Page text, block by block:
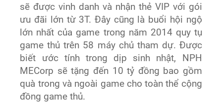
sẽ được vinh danh và nhận thẻ VIP với gói
ưu đãi lớn từ 3T. Đây cũng là buổi hội ngộ
lớn nhất của game trong năm 2014 quy tụ
game thủ trên 58 máy chủ tham dự. Được
biết ước tính trong dịp sinh nhật, NPH
MECorp sẽ tặng đến 10 tỷ đồng bao gồm
quà trong và ngoài game cho toàn thể cộng
đồng game thủ.